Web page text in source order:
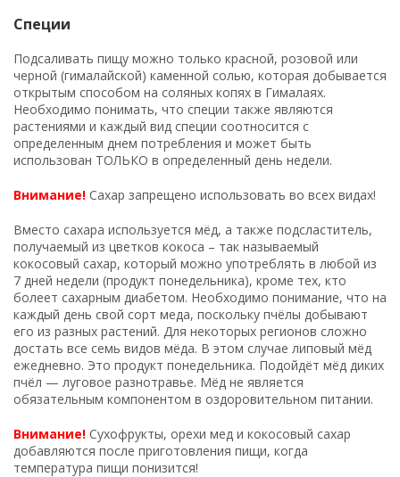
Специи
Подсаливать пищу можно только красной, розовой или
черной (гималайской) каменной солью, которая добывается
открытым способом на соляных копях в Гималаях.
Необходимо понимать, что специи также являются
растениями и каждый вид специи соотносится с
определенным днем потребления и может быть
использован ТОЛЬКО в определенный день недели.
Внимание! Сахар запрещено использовать во всех видах!
Вместо сахара используется мёд, а также подсластитель,
получаемый из цветков кокоса – так называемый
кокосовый сахар, который можно употреблять в любой из
7 дней недели (продукт понедельника), кроме тех, кто
болеет сахарным диабетом. Необходимо понимание, что на
каждый день свой сорт меда, поскольку пчёлы добывают
его из разных растений. Для некоторых регионов сложно
достать все семь видов мёда. В этом случае липовый мёд
ежедневно. Это продукт понедельника. Подойдёт мёд диких
пчёл — луговое разнотравье. Мёд не является
обязательным компонентом в оздоровительном питании.
Внимание! Сухофрукты, орехи мед и кокосовый сахар
добавляются после приготовления пищи, когда
температура пищи понизится!